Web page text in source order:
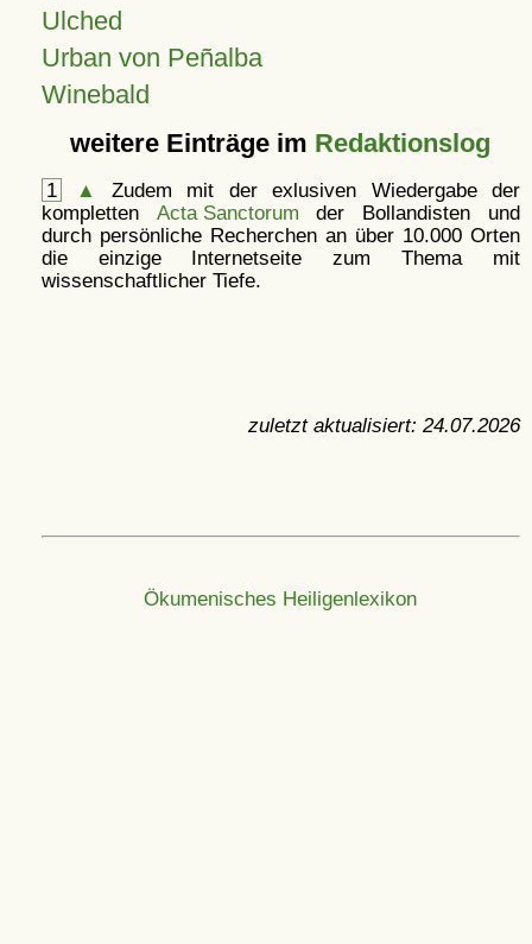
Ulched
Urban von Peñalba
Winebald
weitere Einträge im Redaktionslog
1 ▲
Zudem mit der exlusiven Wiedergabe der
kompletten Acta Sanctorum der Bollandisten und
durch persönliche Recherchen an über 10.000 Orten
die einzige Internetseite zum Thema mit
wissenschaftlicher Tiefe.
zuletzt aktualisiert: 24.07.2026
Ökumenisches Heiligenlexikon